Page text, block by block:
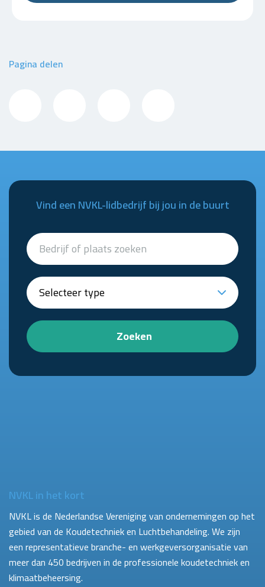
Pagina delen
Vind een NVKL-lidbedrijf bij jou in de buurt
Zoeken
NVKL in het kort
NVKL is de Nederlandse Vereniging van ondernemingen op het
gebied van de Koudetechniek en Luchtbehandeling. We zijn
een representatieve branche- en werkgeversorganisatie van
meer dan 450 bedrijven in de professionele koudetechniek en
klimaatbeheersing.